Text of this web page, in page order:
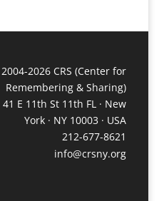
2004-2026 CRS (Center for
Remembering & Sharing)
41 E 11th St 11th FL · New
York · NY 10003 · USA
212-677-8621
info@crsny.org